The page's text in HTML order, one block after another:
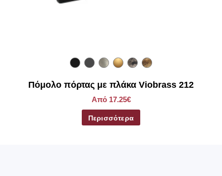
Πόμολο πόρτας με πλάκα Viobrass 212
Από 17.25€
Περισσότερα